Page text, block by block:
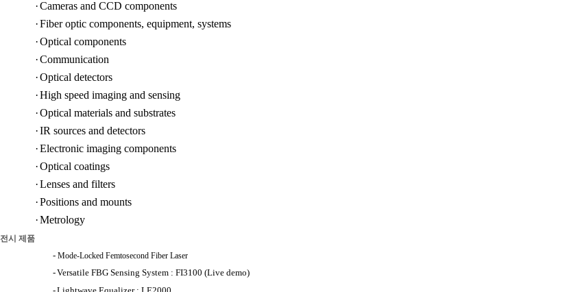
·Cameras and CCD components
·Fiber optic components, equipment, systems
·Optical components
·Communication
·Optical detectors
·High speed imaging and sensing
·Optical materials and substrates
·IR sources and detectors
·Electronic imaging components
·Optical coatings
·Lenses and filters
·Positions and mounts
·Metrology
전시 제품
-Mode-Locked FemtosecondFiber Laser
-Versatile FBG Sensing System : FI3100 (Live demo)